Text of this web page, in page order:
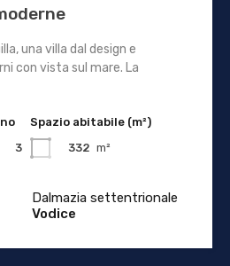
una villa dal design e
con vista sul mare. La
3
Spazio abitabile (m²)
332 m²
Dalmazia settentrionale
Vodice